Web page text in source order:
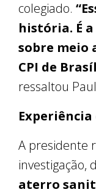
colegiado.
história. É
sobre meio
CPI de
ressaltou
Experiência
A presidente
investigação,
aterro